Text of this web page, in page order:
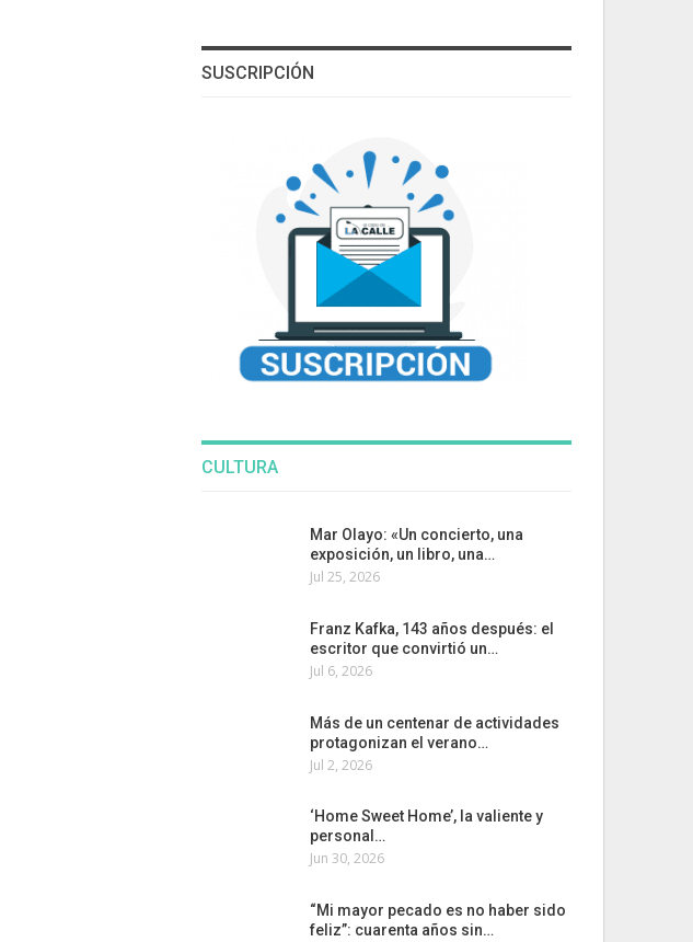
SUSCRIPCIÓN
CULTURA
Mar Olayo: «Un concierto, una
exposición, un libro, una…
Jul 25, 2026
Franz Kafka, 143 años después: el
escritor que convirtió un…
Jul 6, 2026
Más de un centenar de actividades
protagonizan el verano…
Jul 2, 2026
‘Home Sweet Home’, la valiente y
personal…
Jun 30, 2026
“Mi mayor pecado es no haber sido
feliz”: cuarenta años sin…